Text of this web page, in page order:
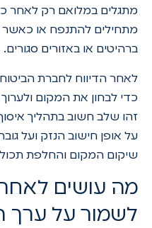
מתגלים במלואם רק לאחר
מתחילים להתנפח או כאשר
ברהיטים או באזורים סגורים.
לאחר הדיווח לחברת
כדי לבחון את המקום
זהו שלב חשוב בתהליך
על אופן חישוב הנזק ועל
שיקום המקום והחלפת
מה עושים
לשמור על ערך